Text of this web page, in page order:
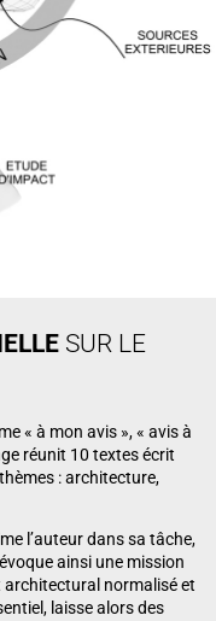
SUR LE
« à mon avis », « avis à
réunit 10 textes écrit
: architecture,
l’auteur dans sa tâche,
ainsi une mission
architectural normalisé et
laisse alors des